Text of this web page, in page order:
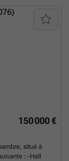
150 000 €
situé à
: -Hall